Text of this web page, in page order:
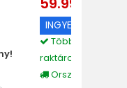
INGYENES
Több mint 150 db
raktáron
Országos